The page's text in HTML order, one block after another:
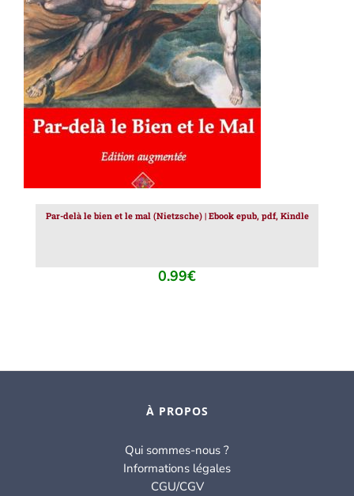
AJOUTER AU PANIER / DÉTAILS
Par-delà le bien et le mal (Nietzsche) | Ebook epub, pdf, Kindle
0.99€
À PROPOS
Qui sommes-nous ?
Informations légales
CGU/CGV